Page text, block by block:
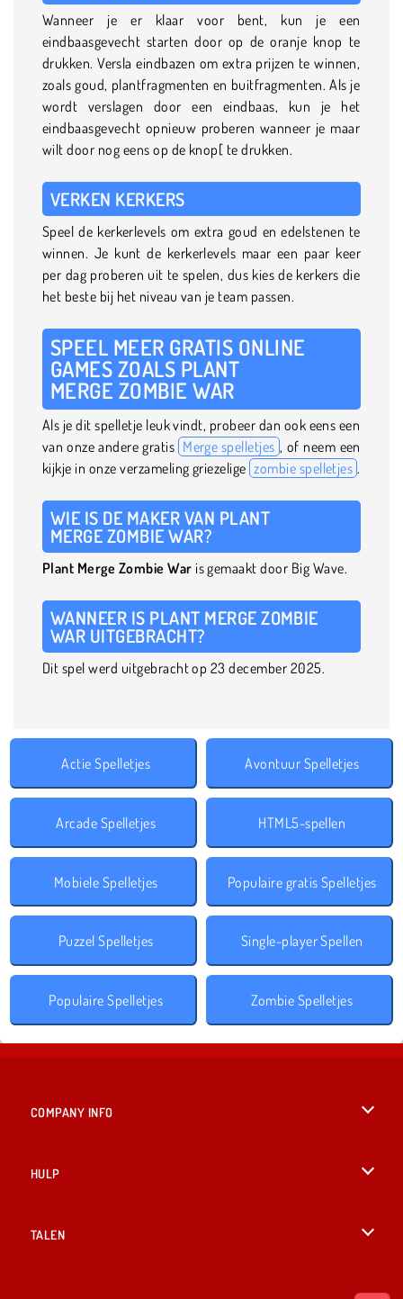
Wanneer je er klaar voor bent, kun je een
eindbaasgevecht starten door op de oranje knop te
drukken. Versla eindbazen om extra prijzen te winnen,
zoals goud, plantfragmenten en buitfragmenten. Als je
wordt verslagen door een eindbaas, kun je het
eindbaasgevecht opnieuw proberen wanneer je maar
wilt door nog eens op de knop[ te drukken.
VERKEN KERKERS
Speel de kerkerlevels om extra goud en edelstenen te
winnen. Je kunt de kerkerlevels maar een paar keer
per dag proberen uit te spelen, dus kies de kerkers die
het beste bij het niveau van je team passen.
SPEEL MEER GRATIS ONLINE
GAMES ZOALS PLANT
MERGE ZOMBIE WAR
Als je dit spelletje leuk vindt, probeer dan ook eens een
van onze andere gratis Merge spelletjes , of neem een
kijkje in onze verzameling griezelige zombie spelletjes .
WIE IS DE MAKER VAN PLANT
MERGE ZOMBIE WAR?
Plant Merge Zombie War is gemaakt door Big Wave.
WANNEER IS PLANT MERGE ZOMBIE
WAR UITGEBRACHT?
Dit spel werd uitgebracht op 23 december 2025.
Actie Spelletjes Avontuur Spelletjes
Arcade Spelletjes HTML5-spellen
Mobiele Spelletjes Populaire gratis Spelletjes
Puzzel Spelletjes Single-player Spellen
Populaire Spelletjes Zombie Spelletjes
COMPANY INFO
HULP
TALEN